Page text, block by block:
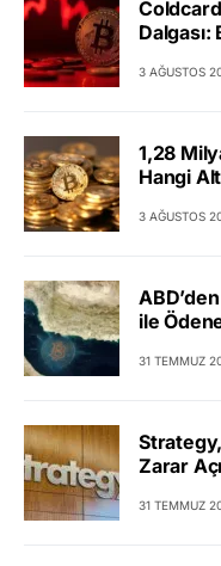
Coldcard
Dalgası:
3 AĞUSTOS
1,28
Hangi
3 AĞUSTOS
ile
31 TEMMUZ
Zarar
31 TEMMUZ